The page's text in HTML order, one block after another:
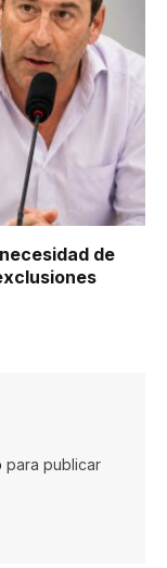
de
para publicar